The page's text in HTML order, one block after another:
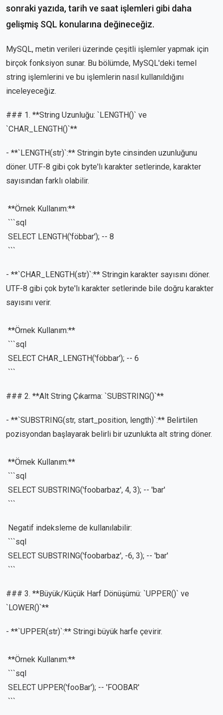
sonraki yazıda, tarih ve saat işlemleri gibi daha
gelişmiş SQL konularına değineceğiz.
MySQL, metin verileri üzerinde çeşitli işlemler yapmak için
birçok fonksiyon sunar. Bu bölümde, MySQL'deki temel
string işlemlerini ve bu işlemlerin nasıl kullanıldığını
inceleyeceğiz.
### 1. **String Uzunluğu: `LENGTH()` ve
`CHAR_LENGTH()`**
- **`LENGTH(str)`:** Stringin byte cinsinden uzunluğunu
döner. UTF-8 gibi çok byte'lı karakter setlerinde, karakter
sayısından farklı olabilir.
**Örnek Kullanım:**
```sql
SELECT LENGTH('föbbar'); -- 8
```
- **`CHAR_LENGTH(str)`:** Stringin karakter sayısını döner.
UTF-8 gibi çok byte'lı karakter setlerinde bile doğru karakter
sayısını verir.
**Örnek Kullanım:**
```sql
SELECT CHAR_LENGTH('föbbar'); -- 6
```
### 2. **Alt String Çıkarma: `SUBSTRING()`**
- **`SUBSTRING(str, start_position, length)`:** Belirtilen
pozisyondan başlayarak belirli bir uzunlukta alt string döner.
**Örnek Kullanım:**
```sql
SELECT SUBSTRING('foobarbaz', 4, 3); -- 'bar'
```
Negatif indeksleme de kullanılabilir:
```sql
SELECT SUBSTRING('foobarbaz', -6, 3); -- 'bar'
```
### 3. **Büyük/Küçük Harf Dönüşümü: `UPPER()` ve
`LOWER()`**
- **`UPPER(str)`:** Stringi büyük harfe çevirir.
**Örnek Kullanım:**
```sql
SELECT UPPER('fooBar'); -- 'FOOBAR'
```